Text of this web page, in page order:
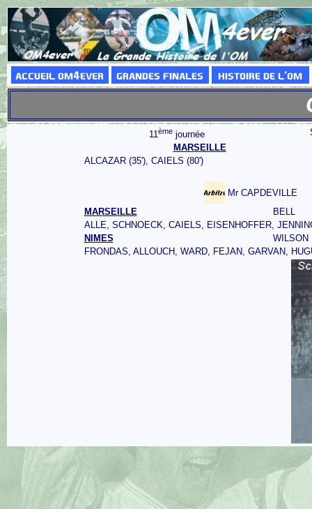
11ème journée
MARSEILLE
ALCAZAR (35'), CAIELS (80')
Mr CAPDEVILLE
MARSEILLE
BELL
ALLE, SCHNOECK, CAIELS, EISENHOFFER,
NIMES
WILSON
FRONDAS, ALLOUCH, WARD, FEJAN, GARVAN,